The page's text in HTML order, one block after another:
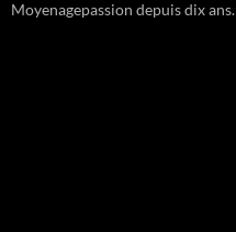
Moyenagepassion depuis dix ans.